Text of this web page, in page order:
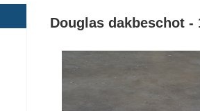
Douglas dakbeschot -